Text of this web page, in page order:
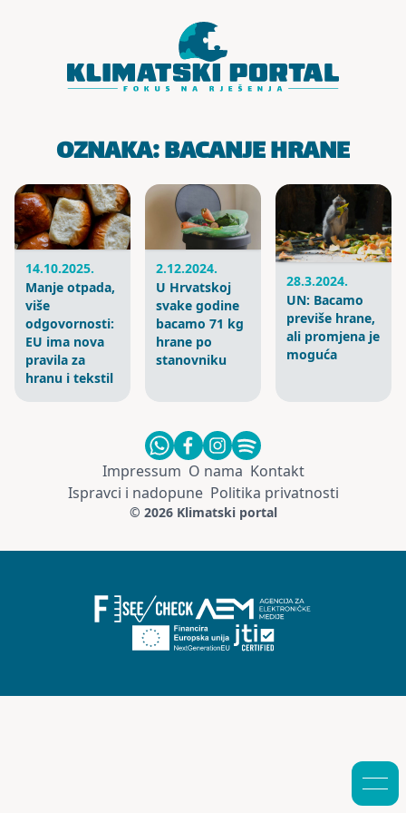
OZNAKA:BACANJE HRANE
14.10.2025.
Manje otpada,
više
odgovornosti:
EU ima nova
pravila za
hranu i tekstil
2.12.2024.
U Hrvatskoj
svake godine
bacamo 71 kg
hrane po
stanovniku
28.3.2024.
UN: Bacamo
previše hrane,
ali promjena je
moguća
Impressum O nama Kontakt
Ispravci i nadopune Politika privatnosti
© 2026 Klimatski portal